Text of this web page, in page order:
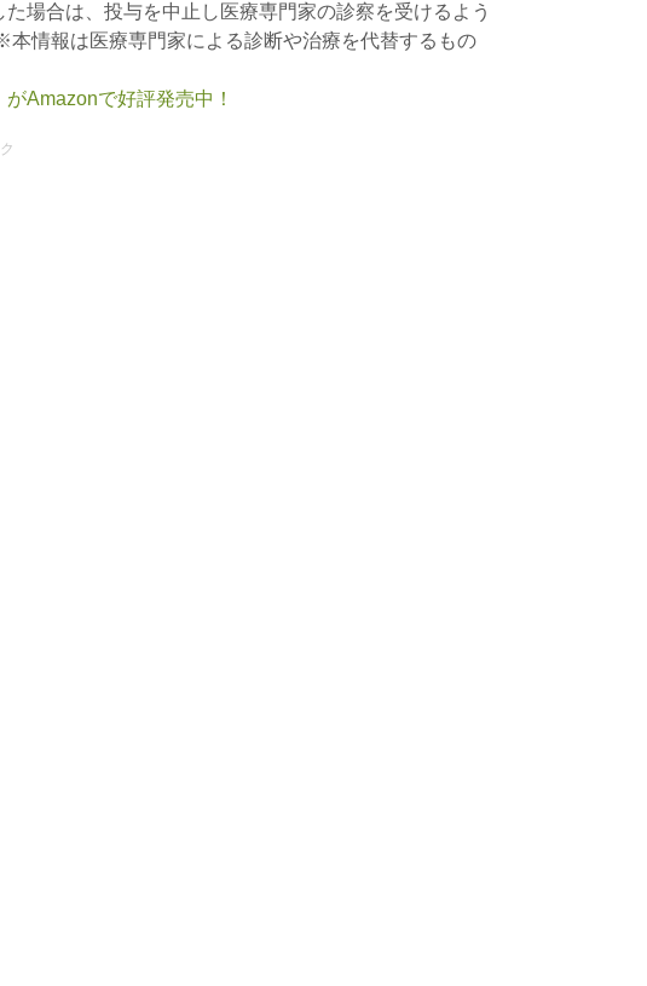
場合は、投与を中止し医療専門家の診察を受けるよう
情報は医療専門家による診断や治療を代替するもの
Amazonで好評発売中！